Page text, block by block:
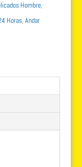
Hombre,
Horas, Andar